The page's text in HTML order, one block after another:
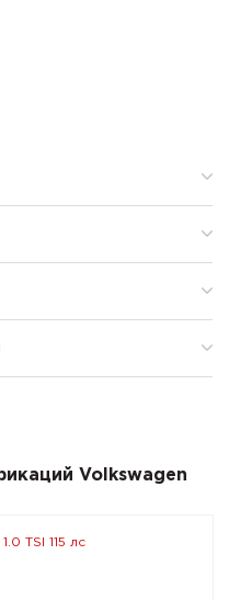
Volkswagen
TSI 115 лс